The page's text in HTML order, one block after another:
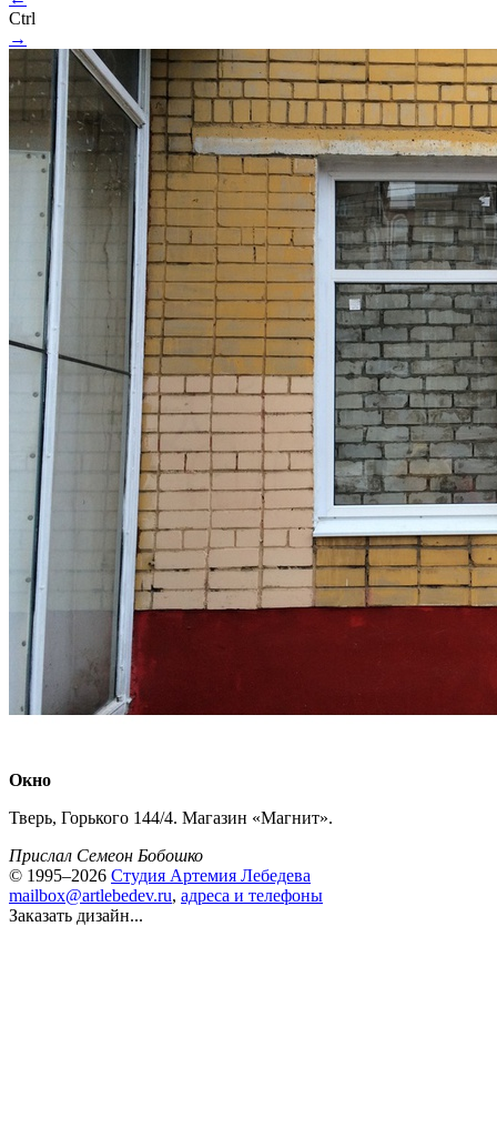
Ctrl
→
Окно
Тверь, Горького 144/4. Магазин «Магнит».
Прислал Семеон Бобошко
© 1995–2026 Студия Артемия Лебедева
mailbox@artlebedev.ru, адреса и телефоны
Заказать дизайн...